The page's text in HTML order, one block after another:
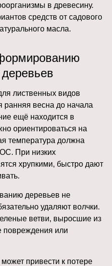
в древесину.
средств от садового
масла.
лиственных видов
ранняя весна до начала
ещё находится в
ориентироваться на
температура должна
При низких
хрупкими, быстро дают
деревьев не
удаляют волчки.
ветви, выросшие из
повреждения или
привести к потере